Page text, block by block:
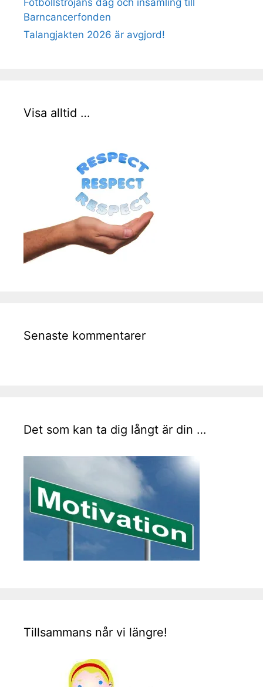
Barncancerfonden
Talangjakten 2026 är avgjord!
Visa alltid …
Senaste kommentarer
Det som kan ta dig långt är din …
Tillsammans når vi längre!